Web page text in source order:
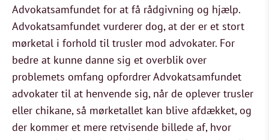
Advokatsamfundet for at få rådgivning og hjælp.
Advokatsamfundet vurderer dog, at der er et stort
mørketal i forhold til trusler mod advokater. For
bedre at kunne danne sig et overblik over
problemets omfang opfordrer Advokatsamfundet
advokater til at henvende sig, når de oplever trusler
eller chikane, så mørketallet kan blive afdækket, og
der kommer et mere retvisende billede af, hvor